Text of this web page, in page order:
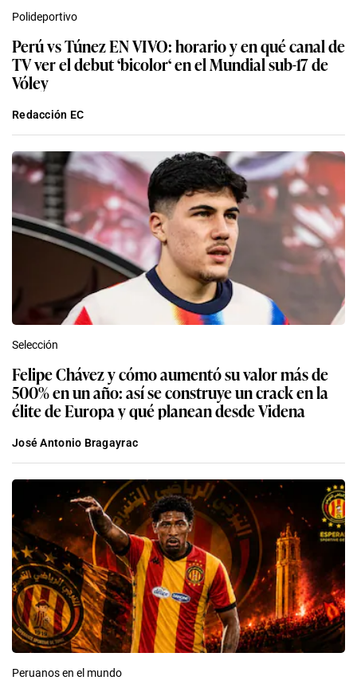
Polideportivo
Perú vs Túnez EN VIVO: horario y en qué canal de
TV ver el debut ‘bicolor‘ en el Mundial sub-17 de
Vóley
Redacción EC
Selección
Felipe Chávez y cómo aumentó su valor más de
500% en un año: así se construye un crack en la
élite de Europa y qué planean desde Videna
José Antonio Bragayrac
Peruanos en el mundo